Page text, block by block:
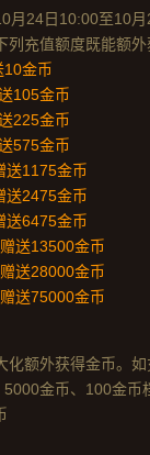
月24日10:00至10
列充值额度既能额
10金币
105金币
225金币
575金币
送1175金币
送2475金币
送6475金币
送13500金币
送28000金币
送75000金币
化额外获得金币。
金币、100金